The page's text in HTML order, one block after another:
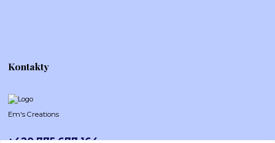
Kontakty
Em's Creations